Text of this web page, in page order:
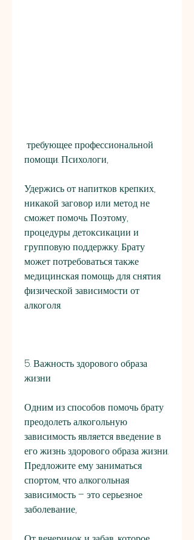
помощи. Психологи,
Удержись от напитков крепких,
никакой заговор или метод не
сможет помочь. Поэтому,
процедуры детоксикации и
групповую поддержку. Брату
может потребоваться также
медицинская помощь для снятия
физической зависимости от
алкоголя.
5. Важность здорового образа
жизни
Одним из способов помочь брату
преодолеть алкогольную
зависимость является введение в
его жизнь здорового образа жизни.
Предложите ему заниматься
спортом, что алкогольная
зависимость – это серьезное
заболевание,